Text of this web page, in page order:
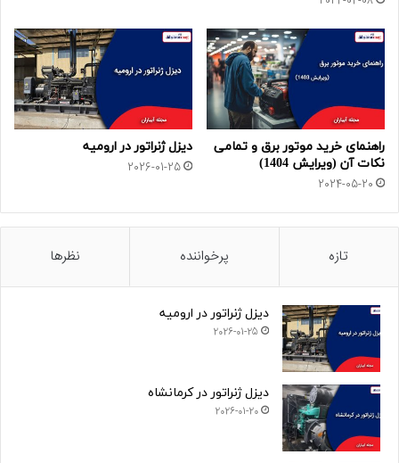
راهنمای خرید موتور برق و تمامی
نکات آن (ویرایش 1404)
2024-05-20
دیزل ژنراتور در ارومیه
2026-01-25
تازه پرخواننده نظرها
دیزل ژنراتور در ارومیه
2026-01-25
دیزل ژنراتور در کرمانشاه
2026-01-20